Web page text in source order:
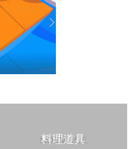
料理道具